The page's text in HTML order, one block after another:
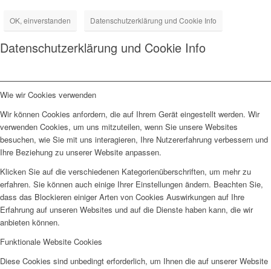
OK, einverstanden Datenschutzerklärung und Cookie Info
Datenschutzerklärung und Cookie Info
Wie wir Cookies verwenden
Wir können Cookies anfordern, die auf Ihrem Gerät eingestellt werden. Wir
verwenden Cookies, um uns mitzuteilen, wenn Sie unsere Websites
besuchen, wie Sie mit uns interagieren, Ihre Nutzererfahrung verbessern und
Ihre Beziehung zu unserer Website anpassen.
Klicken Sie auf die verschiedenen Kategorienüberschriften, um mehr zu
erfahren. Sie können auch einige Ihrer Einstellungen ändern. Beachten Sie,
dass das Blockieren einiger Arten von Cookies Auswirkungen auf Ihre
Erfahrung auf unseren Websites und auf die Dienste haben kann, die wir
anbieten können.
Funktionale Website Cookies
Diese Cookies sind unbedingt erforderlich, um Ihnen die auf unserer Website